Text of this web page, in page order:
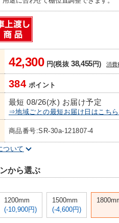
42,300円(税抜38,455円) 消費
384 ポイント
最短 08/26(水) お届け予定
⇒地域ごとの最短お届け日はこちら
商品番号:SR-30a-121807-4
ついて
から選ぶ
1200mm
(-10,900円)
1500mm
(-4,600円)